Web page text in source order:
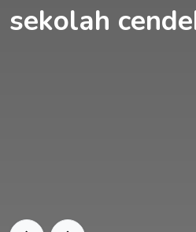
sekolah